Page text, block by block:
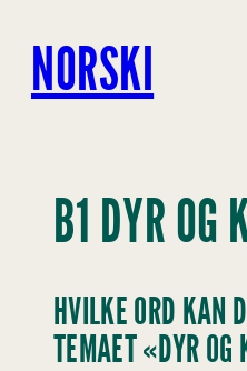
innhold
NORSKI
B1 DYR
HVILKE ORD KAN
TEMAET «DYR